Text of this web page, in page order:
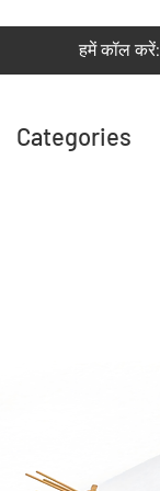
हमें कॉल
Categories